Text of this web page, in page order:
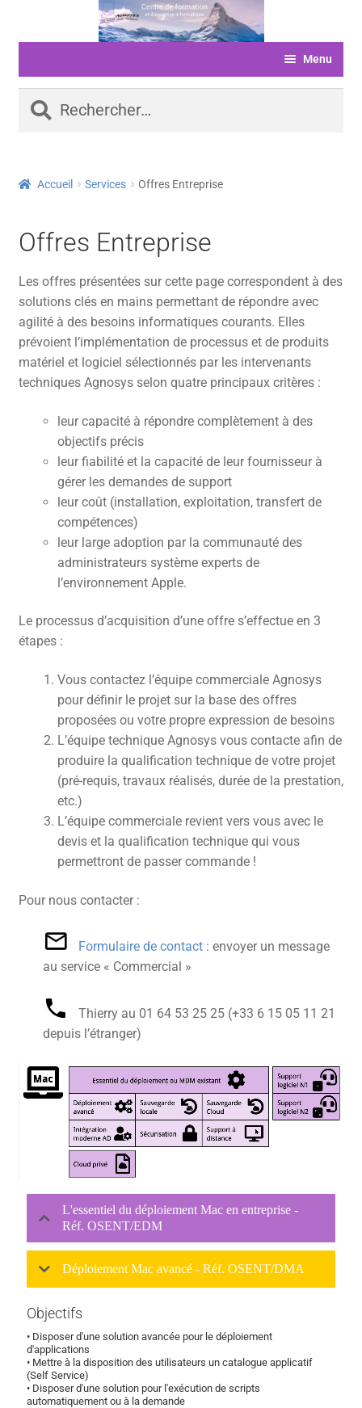
navigation
Menu
ACCUEIL
SERVICES
INFORMATIONS
FINANCEMENT
BOUTIQUE
CONTACT
FACEBOOK
YOUTUBE
MON COMPTE
PANIER
Accueil Services Offres Entreprise
Offres Entreprise
Les offres présentées sur cette page correspondent à des
solutions clés en mains permettant de répondre avec
agilité à des besoins informatiques courants. Elles
prévoient l’implémentation de processus et de produits
matériel et logiciel sélectionnés par les intervenants
techniques Agnosys selon quatre principaux critères :
leur capacité à répondre complètement à des
objectifs précis
leur fiabilité et la capacité de leur fournisseur à
gérer les demandes de support
leur coût (installation, exploitation, transfert de
compétences)
leur large adoption par la communauté des
administrateurs système experts de
l’environnement Apple.
Le processus d’acquisition d’une offre s’effectue en 3
étapes :
Vous contactez l’équipe commerciale Agnosys
pour définir le projet sur la base des offres
proposées ou votre propre expression de besoins
L’équipe technique Agnosys vous contacte afin de
produire la qualification technique de votre projet
(pré-requis, travaux réalisés, durée de la prestation,
etc.)
L’équipe commerciale revient vers vous avec le
devis et la qualification technique qui vous
permettront de passer commande !
Pour nous contacter :
Formulaire de contact: envoyer un message
au service « Commercial »
Thierry au 01 64 53 25 25‬ (+33 6 15 05 11 21‬
depuis l’étranger)
L'essentiel du déploiement Mac en entreprise -
Réf. OSENT/EDM
Déploiement Mac avancé - Réf. OSENT/DMA
Objectifs
• Disposer d'une solution avancée pour le déploiement
d'applications
• Mettre à la disposition des utilisateurs un catalogue applicatif
(Self Service)
• Disposer d'une solution pour l'exécution de scripts
automatiquement ou à la demande